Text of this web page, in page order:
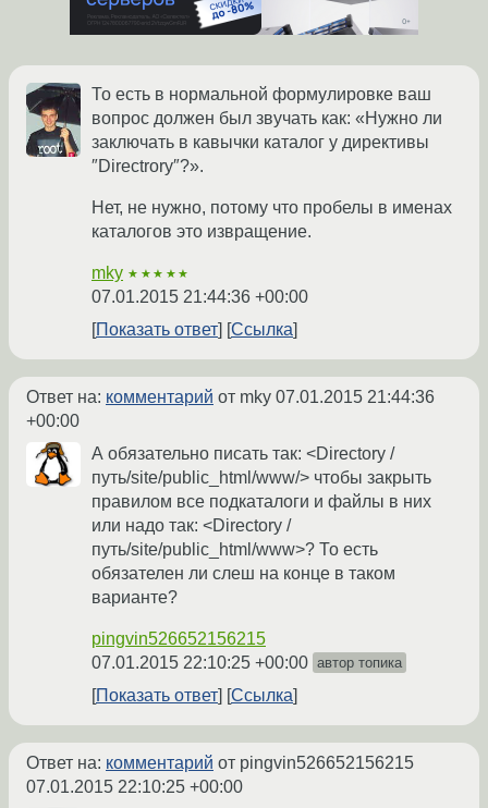
То есть в нормальной формулировке ваш
вопрос должен был звучать как: «Нужно ли
заключать в кавычки каталог у директивы
″Directrory″?».
Нет, не нужно, потому что пробелы в именах
каталогов это извращение.
mky ★★★★★
07.01.2015 21:44:36 +00:00
Показать ответ
Ссылка
Ответ на: комментарий от mky 07.01.2015 21:44:36
+00:00
А обязательно писать так: <Directory /
путь/site/public_html/www/> чтобы закрыть
правилом все подкаталоги и файлы в них
или надо так: <Directory /
путь/site/public_html/www>? То есть
обязателен ли слеш на конце в таком
варианте?
pingvin526652156215
07.01.2015 22:10:25 +00:00 автор топика
Показать ответ Ссылка
Ответ на: комментарий от pingvin526652156215
07.01.2015 22:10:25 +00:00